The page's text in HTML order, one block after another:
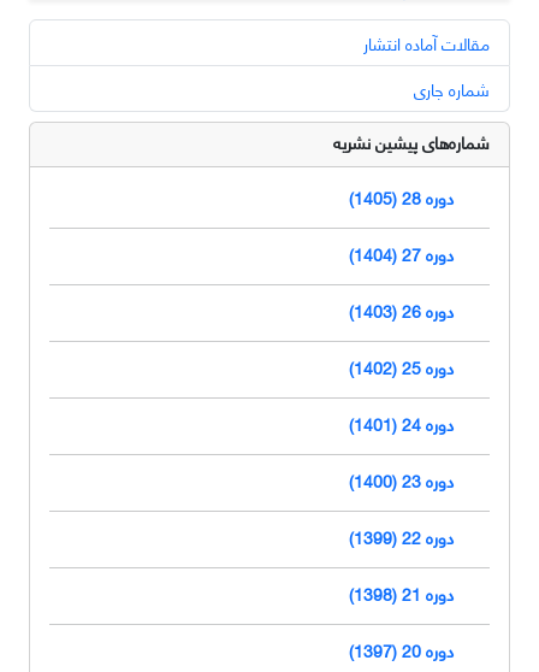
مقالات آماده انتشار
شماره جاری
شماره‌های پیشین نشریه
دوره 28 (1405)
دوره 27 (1404)
دوره 26 (1403)
دوره 25 (1402)
دوره 24 (1401)
دوره 23 (1400)
دوره 22 (1399)
دوره 21 (1398)
دوره 20 (1397)